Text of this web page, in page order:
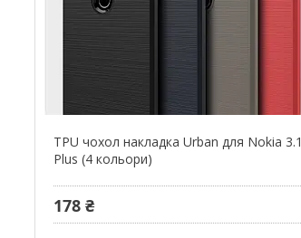
TPU чохол накладка Urban для Nokia 3.1
Plus (4 кольори)
178 ₴